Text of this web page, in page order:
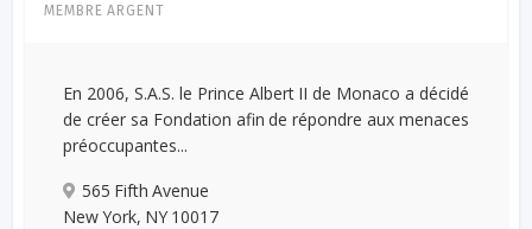
MEMBRE ARGENT
En 2006, S.A.S. le Prince Albert II de Monaco a décidé
de créer sa Fondation afin de répondre aux menaces
préoccupantes...
565 Fifth Avenue
New York, NY 10017